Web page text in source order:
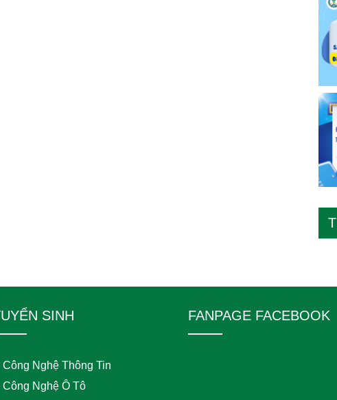
SINH
Công Nghệ Thông Tin
Công Nghệ Ô Tô
FANPAGE FACEBOOK